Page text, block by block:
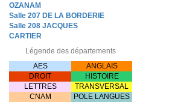
OZANAM
Salle 207 DE LA BORDERIE
Salle 208 JACQUES
CARTIER
Légende des départements
AES
ANGLAIS
DROIT
HISTOIRE
LETTRES
TRANSVERSAL
CNAM
POLE LANGUES